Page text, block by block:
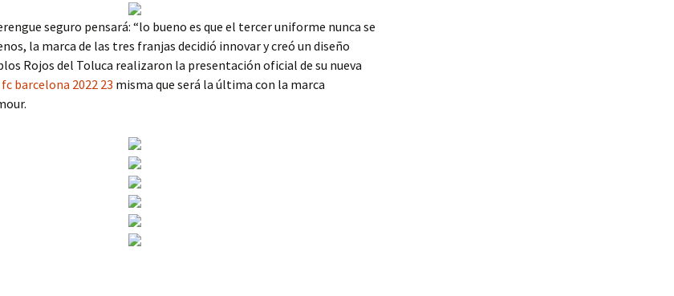
seguro pensará: “lo bueno es que el tercer uniforme nunca se
la marca de las tres franjas decidió innovar y creó un diseño
Rojos del Toluca realizaron la presentación oficial de su nueva
barcelona 2022 23 misma que será la última con la marca